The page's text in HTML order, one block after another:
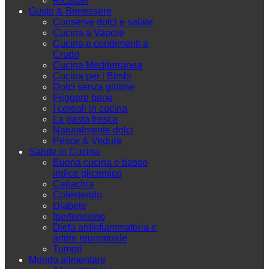
Gusto & Benessere
Conserve dolci e salate
Cucina a Vapore
Cucina e condimenti a
Crudo
Cucina Mediterranea
Cucina per i Bimbi
Dolci senza glutine
Friggere bene
I cereali in cucina
La pasta fresca
Naturalmente dolci
Pesce & Vedure
Salute in Cucina
Buona cucina e basso
indice glicemico
Celiachia
Colesterolo
Diabete
Ipertensione
Dieta antinfiammatoria e
artrite reumatoide
Tumori
Mondo alimentare